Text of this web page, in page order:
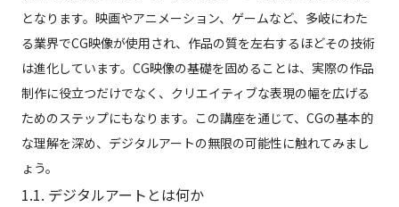
となります。映画やアニメーション、ゲームなど、多岐にわた
る業界でCG映像が使用され、作品の質を左右するほどその技術
は進化しています。CG映像の基礎を固めることは、実際の作品
制作に役立つだけでなく、クリエイティブな表現の幅を広げる
ためのステップにもなります。この講座を通じて、CGの基本的
な理解を深め、デジタルアートの無限の可能性に触れてみまし
ょう。
1.1. デジタルアートとは何か